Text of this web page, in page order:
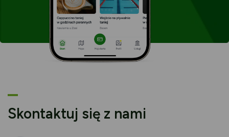
Skontaktuj się z nami